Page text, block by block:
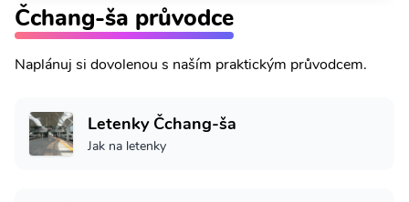
Čchang-ša průvodce
Naplánuj si dovolenou s naším praktickým průvodcem.
Letenky Čchang-ša
Jak na letenky